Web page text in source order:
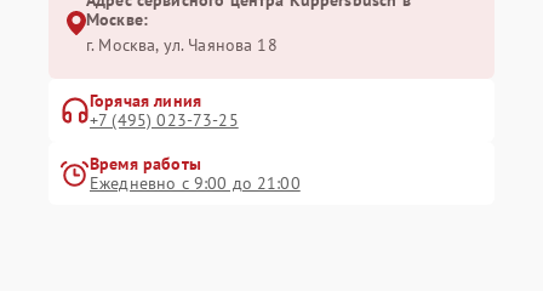
Москве:
г. Москва, ул. Чаянова 18
Горячая линия
+7 (495) 023-73-25
Время работы
Ежедневно с 9:00 до 21:00